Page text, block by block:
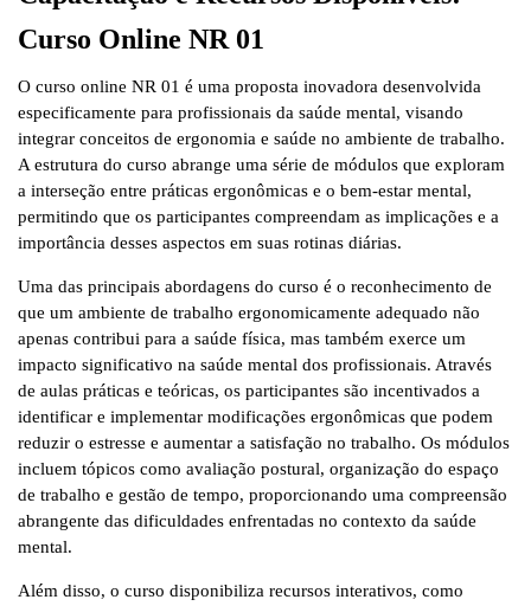
Curso Online NR 01
O curso online NR 01 é uma proposta inovadora desenvolvida
especificamente para profissionais da saúde mental, visando
integrar conceitos de ergonomia e saúde no ambiente de trabalho.
A estrutura do curso abrange uma série de módulos que exploram
a interseção entre práticas ergonômicas e o bem-estar mental,
permitindo que os participantes compreendam as implicações e a
importância desses aspectos em suas rotinas diárias.
Uma das principais abordagens do curso é o reconhecimento de
que um ambiente de trabalho ergonomicamente adequado não
apenas contribui para a saúde física, mas também exerce um
impacto significativo na saúde mental dos profissionais. Através
de aulas práticas e teóricas, os participantes são incentivados a
identificar e implementar modificações ergonômicas que podem
reduzir o estresse e aumentar a satisfação no trabalho. Os módulos
incluem tópicos como avaliação postural, organização do espaço
de trabalho e gestão de tempo, proporcionando uma compreensão
abrangente das dificuldades enfrentadas no contexto da saúde
mental.
Além disso, o curso disponibiliza recursos interativos, como